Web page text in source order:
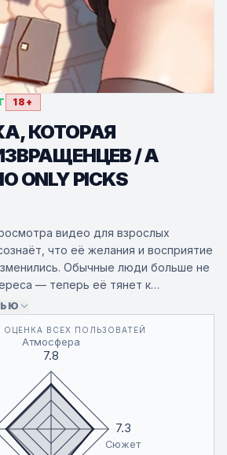
18+
КОТОРАЯ
/ A
ONLY PICKS
видео для взрослых
что её желания и восприятие
Обычные люди больше не
— теперь её тянет к
сможет заполнить её внутреннюю
растущие желания, она всё
в мир опасных и странных связей.
ОЦЕНКА ВСЕХ ПОЛЬЗОВАТЕЙ
7.8
7.3
Атмосфера
Сюжет